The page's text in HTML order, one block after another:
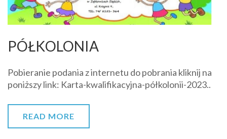
PÓŁKOLONIA
Pobieranie podania z internetu do pobrania kliknij na
poniższy link: Karta-kwalifikacyjna-półkolonii-2023..
READ MORE